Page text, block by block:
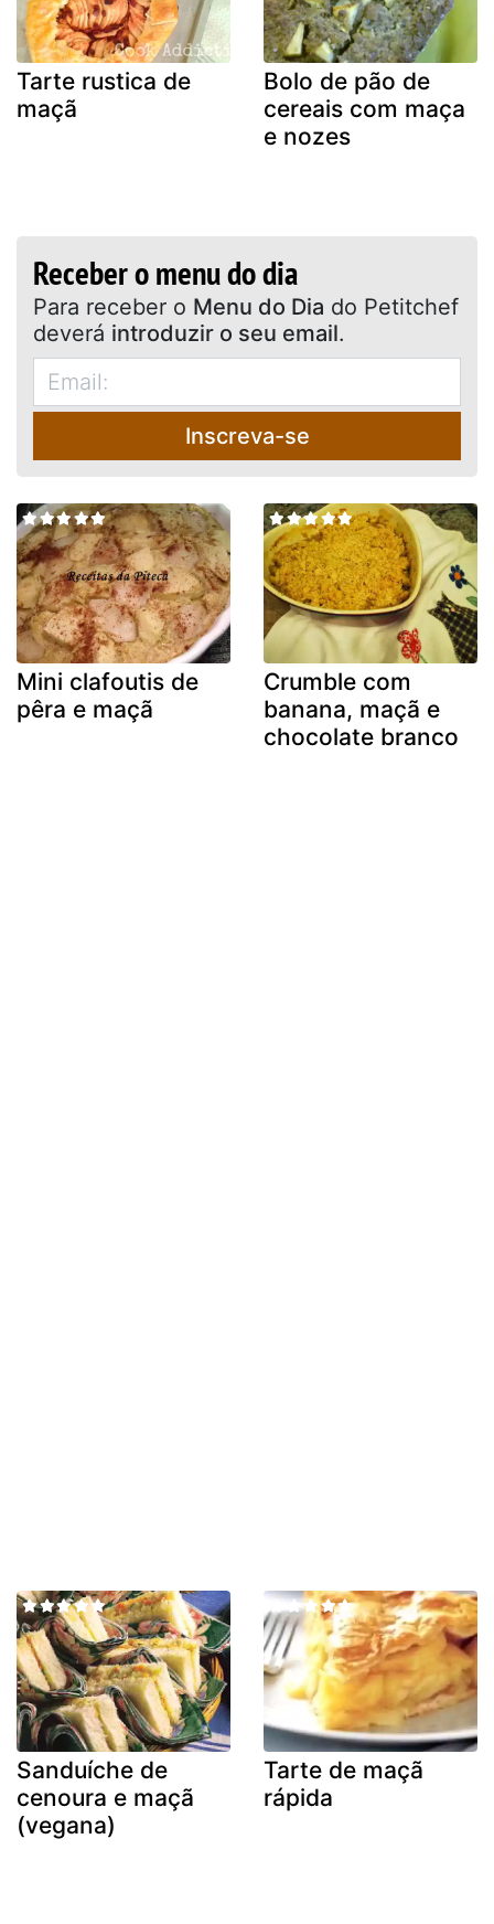
Tarte rustica de
maçã
Bolo de pão de
cereais com maça
e nozes
Receber o menu do dia
Para receber o Menu do Dia do Petitchef
deverá introduzir o seu email.
Inscreva-se
Mini clafoutis de
pêra e maçã
Crumble com
banana, maçã e
chocolate branco
Sanduíche de
cenoura e maçã
(vegana)
Tarte de maçã
rápida